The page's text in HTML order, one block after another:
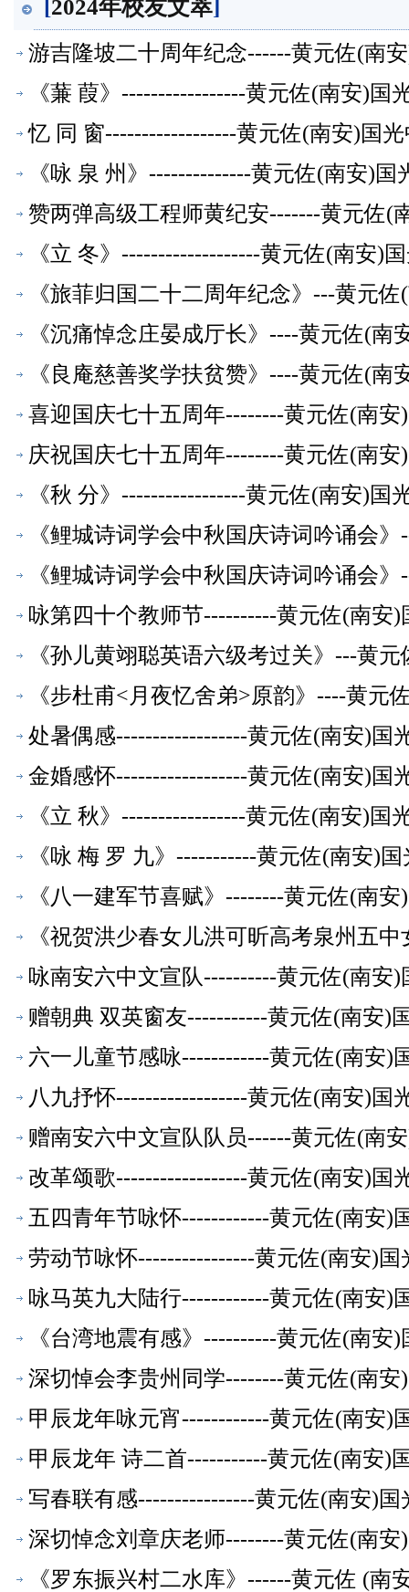
2024年校友文萃]
游吉隆坡二十周年纪念------黄元佐(南
《蒹 葭》-----------------黄元佐(南安)国
忆 同 窗------------------黄元佐(南安)国
《咏 泉 州》--------------黄元佐(南安)
赞两弹高级工程师黄纪安-------黄元佐(
《立 冬》-------------------黄元佐(南安)
《旅菲归国二十二周年纪念》---黄元
《沉痛悼念庄晏成厅长》----黄元佐(
《良庵慈善奖学扶贫赞》----黄元佐(
喜迎国庆七十五周年--------黄元佐(南
庆祝国庆七十五周年--------黄元佐(南
《秋 分》-----------------黄元佐(南安)国
《鲤城诗词学会中秋国庆诗词吟诵会
《鲤城诗词学会中秋国庆诗词吟诵会
咏第四十个教师节----------黄元佐(南安
《孙儿黄翊聪英语六级考过关》---黄
《步杜甫<月夜忆舍弟>原韵》----黄元
处暑偶感------------------黄元佐(南安)国
金婚感怀------------------黄元佐(南安)国
《立 秋》-----------------黄元佐(南安)国
《咏 梅 罗 九》-----------黄元佐(南安)
《八一建军节喜赋》--------黄元佐(南
《祝贺洪少春女儿洪可昕高考泉州五
师【校友文萃】
咏南安六中文宣队----------黄元佐(南安
赠朝典 双英窗友-----------黄元佐(南安)
六一儿童节感咏------------黄元佐(南安)
八九抒怀------------------黄元佐(南安)国
赠南安六中文宣队队员------黄元佐(南
改革颂歌------------------黄元佐(南安)国
五四青年节咏怀------------黄元佐(南安)
劳动节咏怀----------------黄元佐(南安)
咏马英九大陆行------------黄元佐(南安)
《台湾地震有感》----------黄元佐(南
深切悼会李贵州同学--------黄元佐(南
甲辰龙年咏元宵------------黄元佐(南安)
甲辰龙年 诗二首-----------黄元佐(南安)
写春联有感----------------黄元佐(南安)
深切悼念刘章庆老师--------黄元佐(南
《罗东振兴村二水库》------黄元佐 (